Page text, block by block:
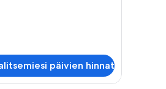
päivien hinnat